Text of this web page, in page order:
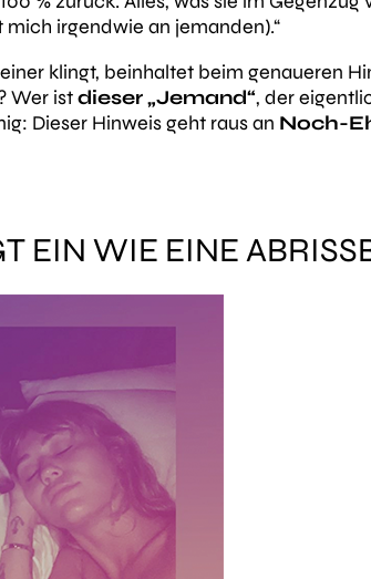
irgendwie an jemanden).“
klingt, beinhaltet beim genaueren
Wer istdieser „Jemand“, der
Dieser Hinweis geht raus an Noch-
EIN WIE EINE